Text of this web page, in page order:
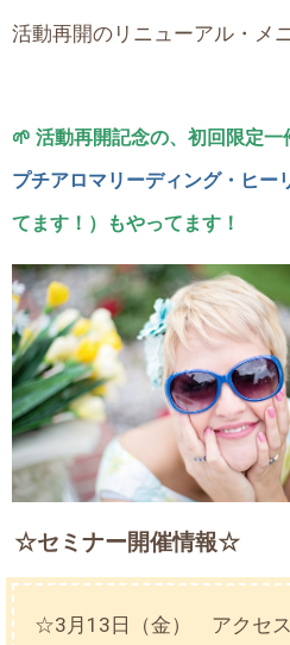
活動再開のリニューアル・メ
🌱 活動再開記念の、初回限定一
プチアロマリーディング・ヒー
てます！）もやってます！
☆セミナー開催情報☆
☆3月13日（金） アクセス